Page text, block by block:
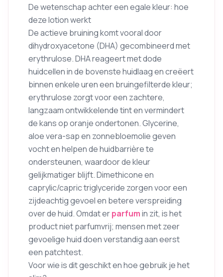
De wetenschap achter een egale kleur: hoe
deze lotion werkt
De actieve bruining komt vooral door
dihydroxyacetone (DHA) gecombineerd met
erythrulose. DHA reageert met dode
huidcellen in de bovenste huidlaag en creëert
binnen enkele uren een bruingefilterde kleur;
erythrulose zorgt voor een zachtere,
langzaam ontwikkelende tint en vermindert
de kans op oranje ondertonen. Glycerine,
aloe vera-sap en zonnebloemolie geven
vocht en helpen de huidbarrière te
ondersteunen, waardoor de kleur
gelijkmatiger blijft. Dimethicone en
caprylic/capric triglyceride zorgen voor een
zijdeachtig gevoel en betere verspreiding
over de huid. Omdat erparfumin zit, is het
product niet parfumvrij; mensen met zeer
gevoelige huid doen verstandig aan eerst
een patchtest.
Voor wie is dit geschikt en hoe gebruik je het